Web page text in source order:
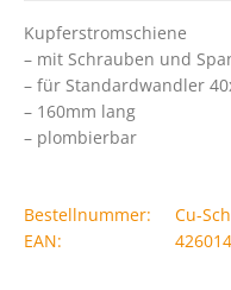
Kupferstromschiene
– mit Schrauben und
– für Standardwandler
– 160mm lang
– plombierbar
Bestellnummer:
Cu-
EAN: